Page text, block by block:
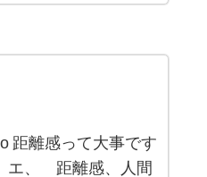
距離感って大事です
感、人間